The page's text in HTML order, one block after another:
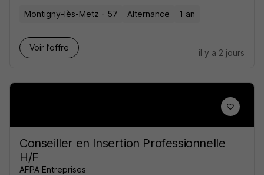
Montigny-lès-Metz - 57 Alternance 1 an
Voir l’offre
il y a 2 jours
Conseiller en Insertion Professionnelle
H/F
AFPA Entreprises